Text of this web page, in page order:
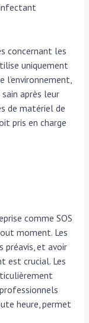
concernant les
uniquement
l’environnement,
après leur
de matériel de
pris en charge
comme SOS
moment. Les
préavis, et avoir
est crucial. Les
heure, permet